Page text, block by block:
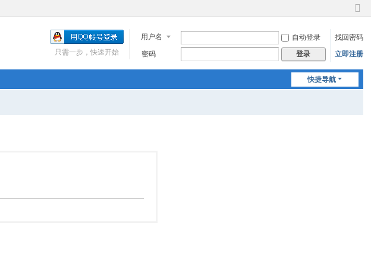
切
到
窄
用户名 自动登录
找回密码
密码
登录 立即注册
只需一步，快速开始
快捷导航